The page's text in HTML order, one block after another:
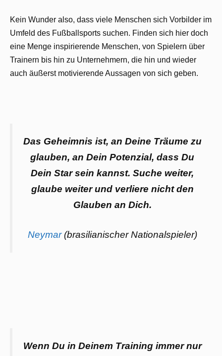
Kein Wunder also, dass viele Menschen sich Vorbilder im
Umfeld des Fußballsports suchen. Finden sich hier doch
eine Menge inspirierende Menschen, von Spielern über
Trainern bis hin zu Unternehmern, die hin und wieder
auch äußerst motivierende Aussagen von sich geben.
Das Geheimnis ist, an Deine Träume zu
glauben, an Dein Potenzial, dass Du
Dein Star sein kannst. Suche weiter,
glaube weiter und verliere nicht den
Glauben an Dich.
Neymar(brasilianischer Nationalspieler)
Wenn Du in Deinem Training immer nur